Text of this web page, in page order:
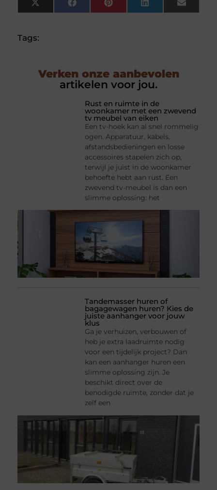
X
(Twitter)
FacebookPinterestLinkedInEmail
Tags:
Verken onze aanbevolen
artikelen voor jou.
Rust en ruimte in de
woonkamer met een zwevend
tv meubel van eiken
Een tv-hoek kan al snel rommelig
ogen. Apparatuur, kabels,
afstandsbedieningen en losse
accessoires stapelen zich op,
terwijl je juist in de woonkamer
behoefte hebt aan rust. Een
zwevend tv-meubel is dan een
slimme oplossing: het
Tandemasser huren of
bagagewagen huren? Kies de
juiste aanhanger voor jouw
klus
Ga je verhuizen, verbouwen of
heb je extra laadruimte nodig
voor een tijdelijk project? Dan
kan een aanhanger huren een
slimme oplossing zijn. Je
beschikt direct over de
benodigde ruimte, zonder dat je
zelf een